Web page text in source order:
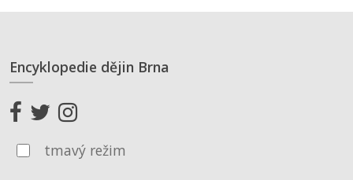
Encyklopedie dějin Brna
tmavý režim